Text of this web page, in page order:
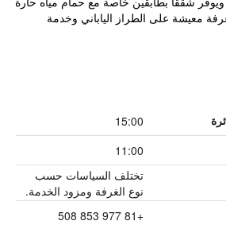
معيشة على الطراز الياباني وخدمة
15:00
11:00
تختلف السياسات حسب
نوع الغرفة ومزود الخدمة.
+81 977 853 508